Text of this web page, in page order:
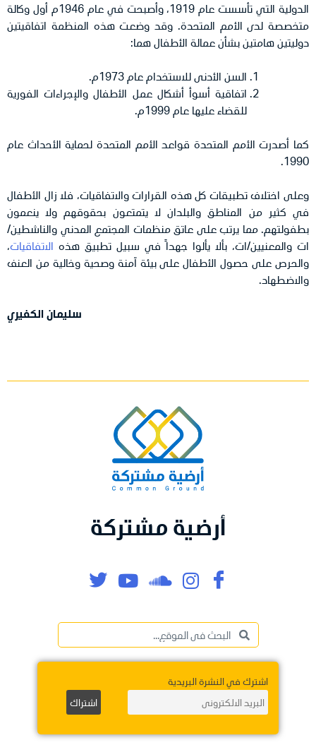
الدولية التي تأسست عام 1919، وأصبحت في عام 1946م أول وكالة
متخصصة لدى الأمم المتحدة. وقد وضعت هذه المنظمة اتفاقيتين
دوليتين هامتين بشأن عمالة الأطفال هما:
السن الأدنى للاستخدام عام 1973م.
اتفاقية أسوأ أشكال عمل الأطفال والإجراءات الفورية
للقضاء عليها عام 1999م.
كما أصدرت الأمم المتحدة قواعد الأمم المتحدة لحماية الأحداث عام
1990.
وعلى اختلاف تطبيقات كل هذه القرارات والاتفاقيات، فلا زال الأطفال
في كثير من المناطق والبلدان لا يتمتعون بحقوقهم ولا ينعمون
بطفولتهم. مما يرتب على عاتق منظمات المجتمع المدني والناشطين/
ات والمعنيين/ات، بألا يألوا جهداً في سبيل تطبيق هذه الاتفاقيات،
والحرص على حصول الأطفال على بيئة آمنة وصحية وخالية من العنف
والاضطهاد.
سليمان الكفيري
أرضية مشتركة
اشترك في النشرة البريدية